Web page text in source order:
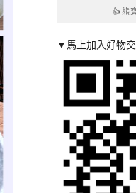
👍熊
▼馬上加入好物